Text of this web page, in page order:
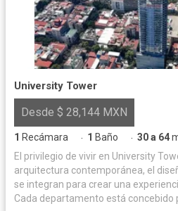
University Tower
Desde $ 28,144 MXN
1 Recámara · 1 Baño · 30 a 64
El privilegio de vivir en University
arquitectura contemporánea, el
se integran para crear una
Cada departamento está concebido